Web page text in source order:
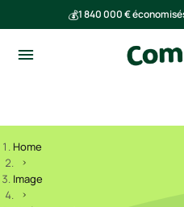
💰1 840 000 €
Home
Image